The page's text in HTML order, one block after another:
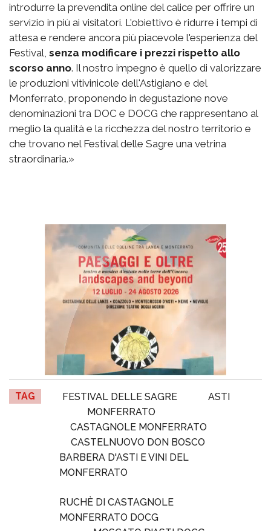
introdurre la prevendita online del calice per offrire un
servizio in più ai visitatori. L'obiettivo è ridurre i tempi di
attesa e rendere ancora più piacevole l'esperienza del
Festival, senza modificare i prezzi rispetto allo
scorso anno. Il nostro impegno è quello di valorizzare
le produzioni vitivinicole dell'Astigiano e del
Monferrato, proponendo in degustazione nove
denominazioni tra DOC e DOCG che rappresentano al
meglio la qualità e la ricchezza del nostro territorio e
che trovano nel Festival delle Sagre una vetrina
straordinaria.»
TAG FESTIVAL DELLE SAGRE
ASTI
MONFERRATO
CASTAGNOLE MONFERRATO
CASTELNUOVO DON BOSCO
BARBERA D'ASTI E VINI DEL
MONFERRATO
RUCHÈ DI CASTAGNOLE
MONFERRATO DOCG